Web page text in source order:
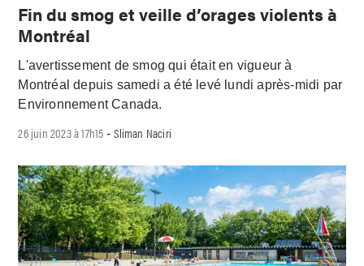
Fin du smog et veille d’orages violents à
Montréal
L'avertissement de smog qui était en vigueur à
Montréal depuis samedi a été levé lundi après-midi par
Environnement Canada.
26 juin 2023 à 17h15 -Sliman Naciri